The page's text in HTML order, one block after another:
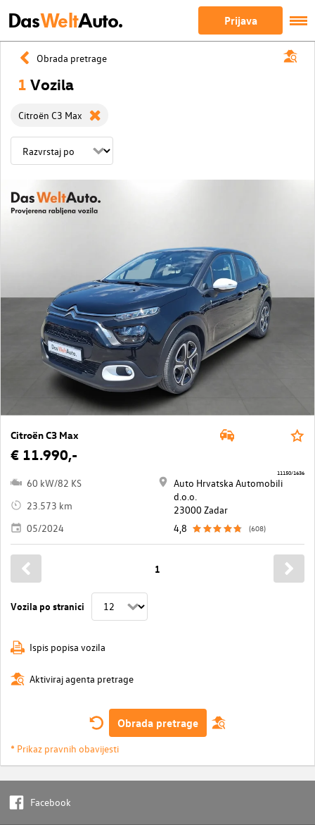
DasWeltAuto. Prijava
Obrada pretrage
1 Vozila
Citroën C3 Max
Citroën C3 Max
€ 11.990,-
60 kW/82 KS
23.573 km
05/2024
Auto Hrvatska Automobili
d.o.o.
23000 Zadar
4,8
(608)
11150/1636
Vozila po stranici
1
Ispis popisa vozila
Aktiviraj agenta pretrage
Obrada pretrage
* Prikaz pravnih obavijesti
Facebook